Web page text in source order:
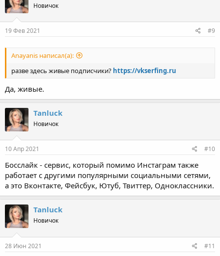
Новичок
19 Фев 2021 #9
Anayanis написал(а):
разве здесь живые подписчики? https://vkserfing.ru
Да, живые.
Tanluck
Новичок
10 Апр 2021 #10
Босслайк - сервис, который помимо Инстаграм также
работает с другими популярными социальными сетями,
а это Вконтакте, Фейсбук, Ютуб, Твиттер, Одноклассники.
Tanluck
Новичок
28 Июн 2021 #11